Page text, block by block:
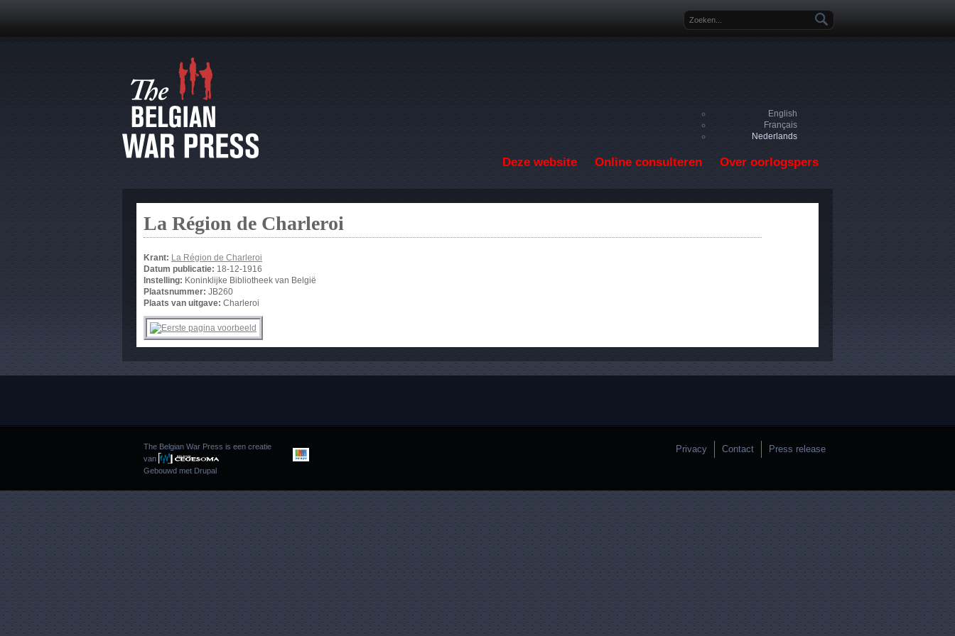
Zoekveld
English
Français
Nederlands
Deze website Online consulteren Over oorlogspers
La Région de Charleroi
Krant: La Région de Charleroi
Datum publicatie: 18-12-1916
Instelling: Koninklijke Bibliotheek van België
Plaatsnummer: JB260
Plaats van uitgave: Charleroi
The Belgian War Press is een creatie
van
Gebouwd met Drupal
Privacy Contact Press release